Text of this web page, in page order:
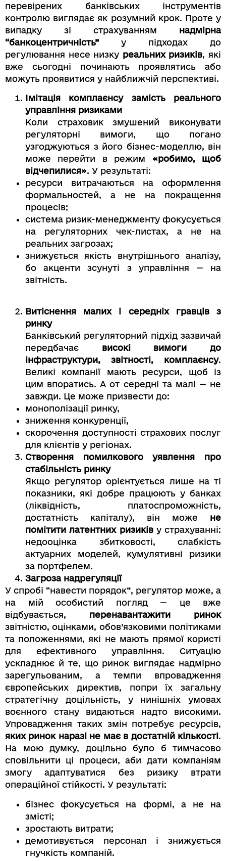
перевірених банківських інструментів
контролю виглядає як розумний крок. Проте у
випадку зі страхуванням надмірна
“банкоцентричність” у підходах до
регулювання несе низку реальних ризиків, які
вже сьогодні починають проявлятись або
можуть проявитися у найближчій перспективі.
Імітація комплаєнсу замість реального
управління ризиками
Коли страховик змушений виконувати
регуляторні вимоги, що погано
узгоджуються з його бізнес-моделлю, він
може перейти в режим «робимо, щоб
відчепилися». У результаті:
ресурси витрачаються на оформлення
формальностей, а не на покращення
процесів;
система ризик-менеджменту фокусується
на регуляторних чек-листах, а не на
реальних загрозах;
знижується якість внутрішнього аналізу,
бо акценти зсунуті з управління — на
звітність.
Витіснення малих і середніх гравців з
ринку
Банківський регуляторний підхід зазвичай
передбачає високі вимоги до
інфраструктури, звітності, комплаєнсу.
Великі компанії мають ресурси, щоб із
цим впоратись. А от середні та малі — не
завжди. Це може призвести до:
монополізації ринку,
зниження конкуренції,
скорочення доступності страхових послуг
для клієнтів у регіонах.
Створення помилкового уявлення про
стабільність ринку
Якщо регулятор орієнтується лише на ті
показники, які добре працюють у банках
(ліквідність, платоспроможність,
достатність капіталу), він може не
помітити латентних ризиківу страхуванні:
недооцінка збитковості, слабкість
актуарних моделей, кумулятивні ризики
за портфелем.
Загроза надрегуляції
У спробі “навести порядок”, регулятор може, а
на мій особистий погляд — це вже
відбувається, перенавантажити ринок
звітністю, оцінками, обов’язковими політиками
та положеннями, які не мають прямої користі
для ефективного управління. Ситуацію
ускладнює й те, що ринок виглядає надмірно
зарегульованим, а темпи впровадження
європейських директив, попри їх загальну
стратегічну доцільність, у нинішніх умовах
воєнного стану видаються надто високими.
Упровадження таких змін потребує ресурсів,
яких ринок наразі не має в достатній кількості.
На мою думку, доцільно було б тимчасово
сповільнити ці процеси, аби дати компаніям
змогу адаптуватися без ризику втрати
операційної стійкості. У результаті:
бізнес фокусується на формі, а не на
змісті;
зростають витрати;
демотивується персонал і знижується
гнучкість компаній.